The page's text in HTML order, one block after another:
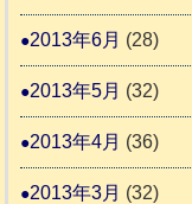
2013年6月 (28)
2013年5月 (32)
2013年4月 (36)
2013年3月 (32)